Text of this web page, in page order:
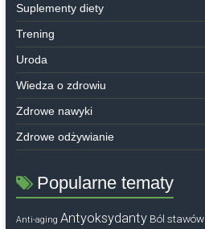
Suplementy diety
Trening
Uroda
Wiedza o zdrowiu
Zdrowe nawyki
Zdrowe odżywianie
Popularne tematy
Anti-aging Antyoksydanty Ból stawów